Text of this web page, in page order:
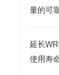
量的可
延长
使用寿